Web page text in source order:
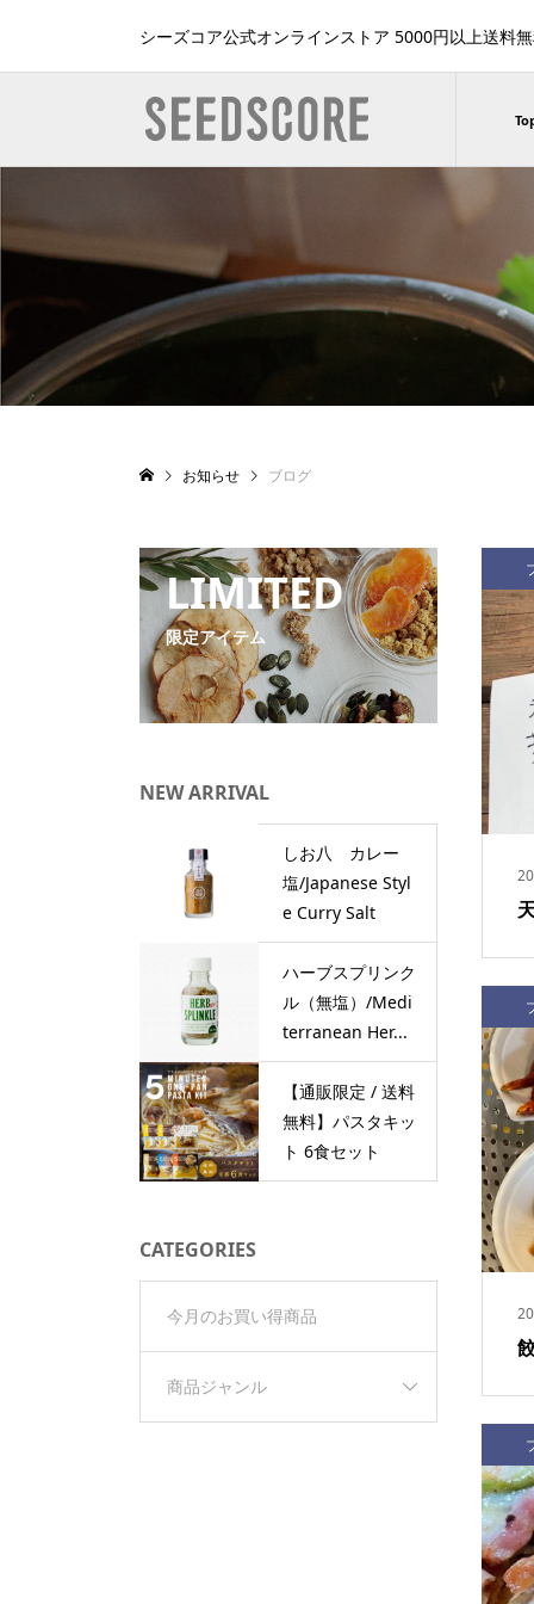
シーズコア公式オンラインストア 5000円以上送料
お知らせ ブログ
LIMITED
限定アイテム
NEW ARRIVAL
しお八 カレー
塩/Japanese Styl
e Curry Salt
ハーブスプリンク
ル（無塩）/Medi
terranean Her...
【通販限定 / 送料
無料】パスタキッ
ト 6食セット
CATEGORIES
今月のお買い得商品
商品ジャンル